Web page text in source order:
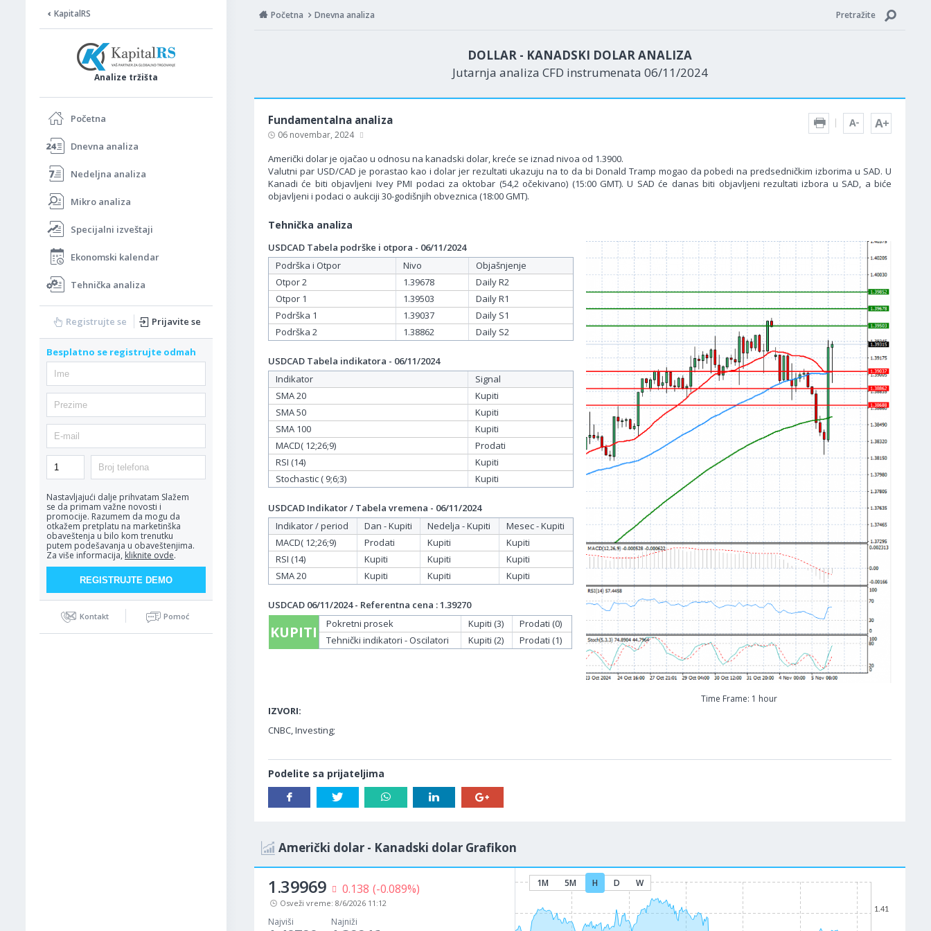
KapitalRS
Analize tržišta
Početna
Dnevna analiza
Nedeljna analiza
Mikro analiza
Specijalni izveštaji
Ekonomski kalendar
Tehnička analiza
Registrujte se Prijavite se
Besplatno se registrujte odmah
Nastavljajući dalje prihvatam Slažem
se da primam važne novosti i
promocije. Razumem da mogu da
otkažem pretplatu na marketinška
obaveštenja u bilo kom trenutku
putem podešavanja u obaveštenjima.
Za više informacija, kliknite ovde.
Kontakt Pomoć
Početna Dnevna analiza Pretražite
DOLLAR - KANADSKI DOLAR ANALIZA
Jutarnja analiza CFD instrumenata 06/11/2024
Fundamentalna analiza
06 novembar, 2024
Američki dolar je ojačao u odnosu na kanadski dolar, kreće se iznad nivoa od 1.3900.
Valutni par USD/CAD je porastao kao i dolar jer rezultati ukazuju na to da bi Donald Tramp mogao da pobedi na predsedničkim izborima u SAD. U
Kanadi će biti objavljeni Ivey PMI podaci za oktobar (54,2 očekivano) (15:00 GMT). U SAD će danas biti objavljeni rezultati izbora u SAD, a biće
objavljeni i podaci o aukciji 30-godišnjih obveznica (18:00 GMT).
Tehnička analiza
Time Frame: 1 hour
USDCAD Tabela podrške i otpora - 06/11/2024
Podrška i Otpor
Nivo
Objašnjenje
Otpor 2
1.39678
Daily R2
Otpor 1
1.39503
Daily R1
Podrška 1
1.39037
Daily S1
Podrška 2
1.38862 Daily S2
USDCAD Tabela indikatora - 06/11/2024
Indikator
Signal
SMA 20
Kupiti
SMA 50
Kupiti
SMA 100
Kupiti
MACD( 12;26;9)
Prodati
RSI (14)
Kupiti
Stochastic ( 9;6;3)
Kupiti
USDCAD Indikator / Tabela vremena - 06/11/2024
Indikator / period
Dan - Kupiti Nedelja - Kupiti
Mesec - Kupiti
MACD( 12;26;9)
Prodati Kupiti
Kupiti
RSI (14)
Kupiti Kupiti
Kupiti
SMA 20
Kupiti Kupiti Kupiti
USDCAD 06/11/2024 - Referentna cena : 1.39270
KUPITI Pokretni prosek Kupiti (3)
Prodati (0)
Tehnički indikatori - Oscilatori
Kupiti (2) Prodati (1)
IZVORI:
CNBC, Investing;
Podelite sa prijateljima
Američki dolar - Kanadski dolar Grafikon
1.39969 0.138 (-0.089%)
Osveži vreme: 8/6/2026 11:12
Najviši Najniži
1M 5M H D W
1.41